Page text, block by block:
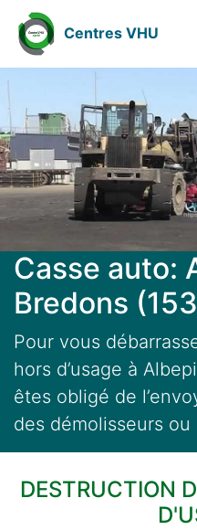
Centres VHU
Casse auto:
Bredons
Pour vous
hors d’usage à
êtes obligé de
des démolisseurs
DESTRUCTION